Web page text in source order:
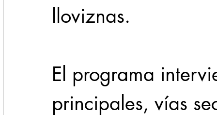
lloviznas.
El programa
principales, vías